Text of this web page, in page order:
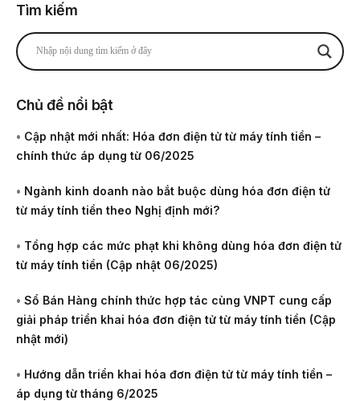
Tìm kiếm
Chủ đề nổi bật
• Cập nhật mới nhất: Hóa đơn điện tử từ máy tính tiền –
chính thức áp dụng từ 06/2025
• Ngành kinh doanh nào bắt buộc dùng hóa đơn điện tử
từ máy tính tiền theo Nghị định mới?
• Tổng hợp các mức phạt khi không dùng hóa đơn điện tử
từ máy tính tiền (Cập nhật 06/2025)
• Sổ Bán Hàng chính thức hợp tác cùng VNPT cung cấp
giải pháp triển khai hóa đơn điện tử từ máy tính tiền (Cập
nhật mới)
• Hướng dẫn triển khai hóa đơn điện tử từ máy tính tiền –
áp dụng từ tháng 6/2025